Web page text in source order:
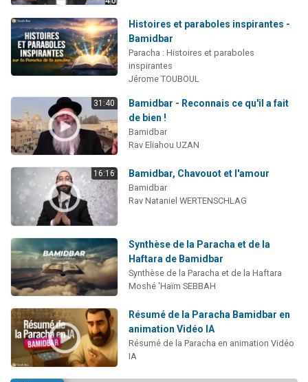
Histoires et paraboles inspirantes -
Bamidbar
Paracha : Histoires et paraboles
inspirantes
Jérome TOUBOUL
31:40
Bamidbar - Reconnais ce qu'il a fait
de bien !
Bamidbar
Rav Eliahou UZAN
16:16 Bamidbar, Chavouot et l'amour
Bamidbar
Rav Nataniel WERTENSCHLAG
Synthèse de la Paracha et de la
Haftara de Bamidbar
Synthèse de la Paracha et de la Haftara
Moshé 'Haïm SEBBAH
Résumé de la Paracha Bamidbar en
animation Vidéo IA
Résumé de la Paracha en animation Vidéo
IA